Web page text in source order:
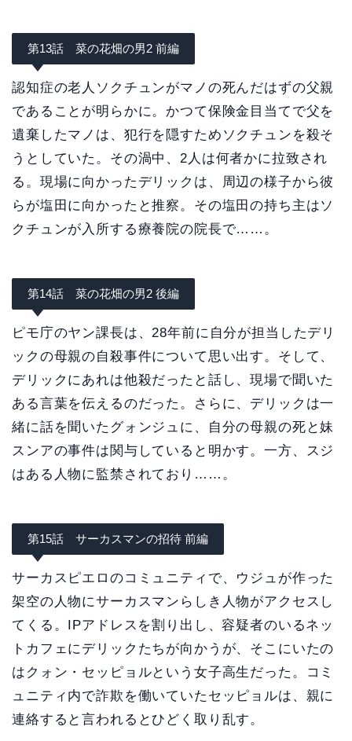
第13話 菜の花畑の男2 前編
認知症の老人ソクチュンがマノの死んだはずの父親
であることが明らかに。かつて保険金目当てで父を
遺棄したマノは、犯行を隠すためソクチュンを殺そ
うとしていた。その渦中、2人は何者かに拉致され
る。現場に向かったデリックは、周辺の様子から彼
らが塩田に向かったと推察。その塩田の持ち主はソ
クチュンが入所する療養院の院長で……。
第14話 菜の花畑の男2 後編
ピモ庁のヤン課長は、28年前に自分が担当したデリ
ックの母親の自殺事件について思い出す。そして、
デリックにあれは他殺だったと話し、現場で聞いた
ある言葉を伝えるのだった。さらに、デリックは一
緒に話を聞いたグォンジュに、自分の母親の死と妹
スンアの事件は関与していると明かす。一方、スジ
はある人物に監禁されており……。
第15話 サーカスマンの招待 前編
サーカスピエロのコミュニティで、ウジュが作った
架空の人物にサーカスマンらしき人物がアクセスし
てくる。IPアドレスを割り出し、容疑者のいるネッ
トカフェにデリックたちが向かうが、そこにいたの
はクォン・セッピョルという女子高生だった。コミ
ュニティ内で詐欺を働いていたセッピョルは、親に
連絡すると言われるとひどく取り乱す。